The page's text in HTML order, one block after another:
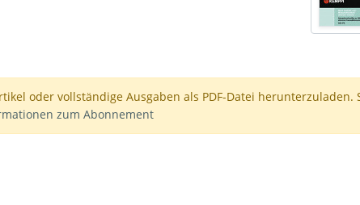
oder vollständige Ausgaben als PDF-Datei herunterzuladen.
zum Abonnement